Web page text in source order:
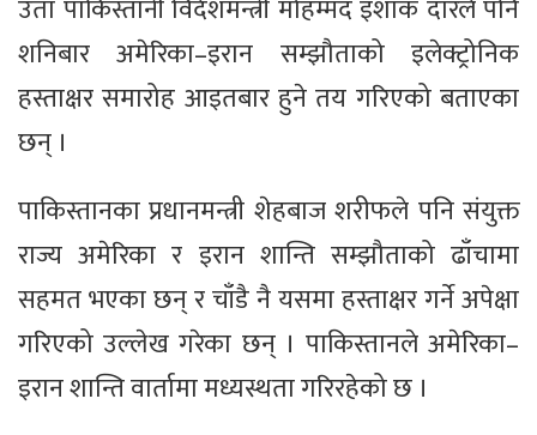
उता पाकिस्तानी विदेशमन्त्री मोहम्मद इशाक दारले पनि
शनिबार अमेरिका–इरान सम्झौताको इलेक्ट्रोनिक
हस्ताक्षर समारोह आइतबार हुने तय गरिएको बताएका
छन् ।
पाकिस्तानका प्रधानमन्त्री शेहबाज शरीफले पनि संयुक्त
राज्य अमेरिका र इरान शान्ति सम्झौताको ढाँचामा
सहमत भएका छन् र चाँडै नै यसमा हस्ताक्षर गर्ने अपेक्षा
गरिएको उल्लेख गरेका छन् । पाकिस्तानले अमेरिका–
इरान शान्ति वार्तामा मध्यस्थता गरिरहेको छ ।